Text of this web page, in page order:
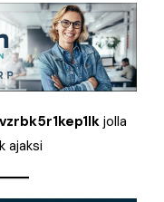
jolla
ajaksi